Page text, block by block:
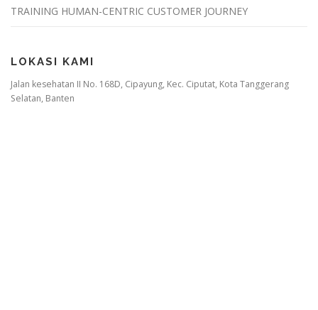
TRAINING HUMAN-CENTRIC CUSTOMER JOURNEY
LOKASI KAMI
Jalan kesehatan II No. 168D, Cipayung, Kec. Ciputat, Kota Tanggerang
Selatan, Banten